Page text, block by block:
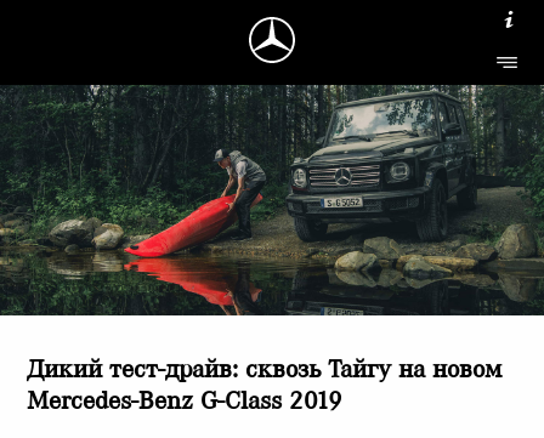
Дикий тест-драйв: сквозь Тайгу на новом
Mercedes-Benz G-Class 2019